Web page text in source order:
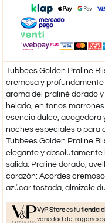
Tubbees Golden Praline
cremosa y
aroma del praliné dorado
helado, en tonos
esencia dulce, acogedora
noches especiales o para
Tubbees Golden Praline
elegante y absolutamente
salida: Praliné dorado,
corazón: Acordes
azúcar tostada, almizcle
VyP Storees tutienda
variedad de fragancias